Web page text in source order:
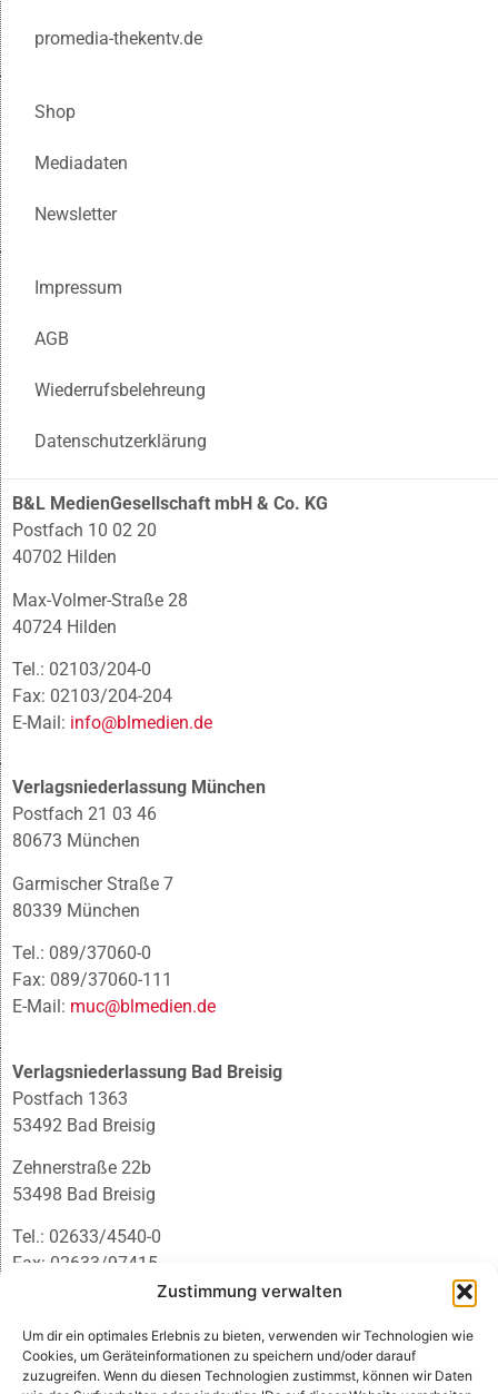
Zustimmung verwalten
Um dir ein optimales Erlebnis zu bieten, verwenden wir Technologien wie
Cookies, um Geräteinformationen zu speichern und/oder darauf
zuzugreifen. Wenn du diesen Technologien zustimmst, können wir Daten
promedia-thekentv.de
Shop
Mediadaten
Newsletter
Impressum
AGB
Wiederrufsbelehreung
Datenschutzerklärung
B&L MedienGesellschaft mbH & Co. KG
Postfach 10 02 20
40702 Hilden
Max-Volmer-Straße 28
40724 Hilden
Tel.: 02103/204-0
Fax: 02103/204-204
E-Mail: info@blmedien.de
Verlagsniederlassung München
Postfach 21 03 46
80673 München
Garmischer Straße 7
80339 München
Tel.: 089/37060-0
Fax: 089/37060-111
E-Mail: muc@blmedien.de
Verlagsniederlassung Bad Breisig
Postfach 1363
53492 Bad Breisig
Zehnerstraße 22b
53498 Bad Breisig
Tel.: 02633/4540-0
Fax: 02633/97415
infobb@blmedien.de